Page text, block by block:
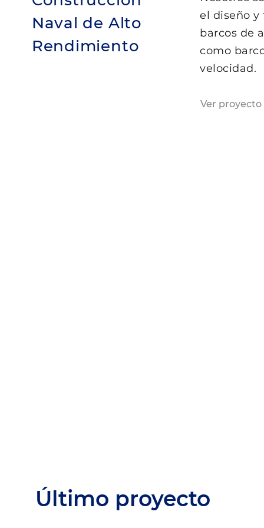
Naval de Alto
Rendimiento
el diseño y
barcos de
como
velocidad.
Ver proyecto
Último proyecto